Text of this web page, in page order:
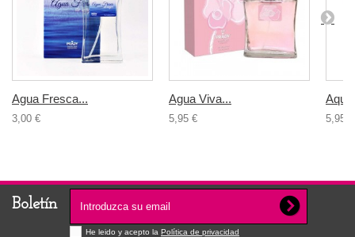
Agua Fresca...
3,00 €
Agua Viva...
5,95 € 5,95 €
Boletín
He leido y acepto la Política de privacidad